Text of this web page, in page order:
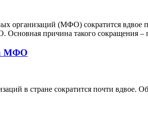
организаций (МФО) сократится
причина такого сокращения –
МФО
в стране сократится почти вдвое.